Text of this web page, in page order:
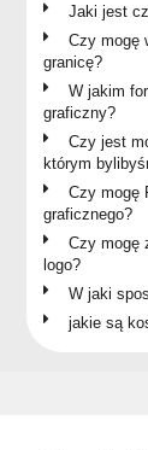
Jaki jest
Czy mogę
granicę?
W jakim
graficzny?
Czy jest
którym
Czy mogę
graficznego?
Czy mogę
logo?
W jaki
jakie są